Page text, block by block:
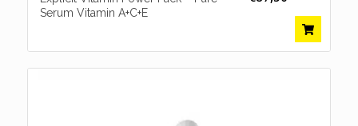
Serum Vitamin A+C+E